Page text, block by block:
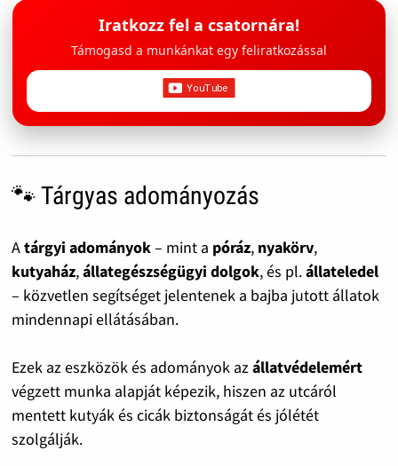
Iratkozz fel a csatornára!
Támogasd a munkánkat egy feliratkozással
🐾 Tárgyas adományozás
Atárgyi adományok– mint a póráz, nyakörv,
kutyaház,állategészségügyi dolgok, és pl.állateledel
– közvetlen segítséget jelentenek a bajba jutott állatok
mindennapi ellátásában.
Ezek az eszközök és adományok azállatvédelemért
végzett munka alapját képezik, hiszen az utcáról
mentett kutyák és cicák biztonságát és jólétét
szolgálják.